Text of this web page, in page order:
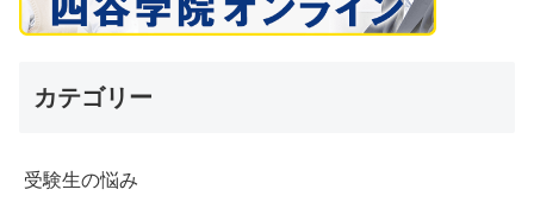
カテゴリー
受験生の悩み